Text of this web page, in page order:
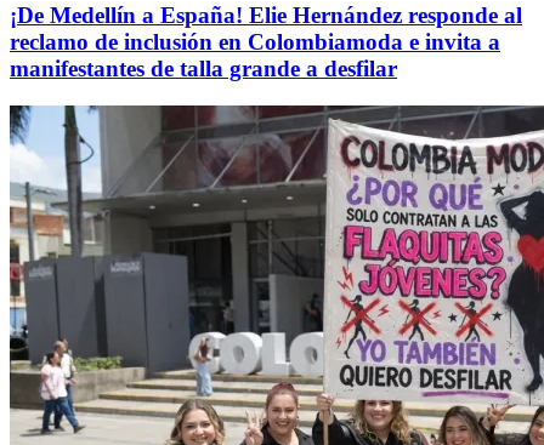
¡De Medellín a España! Elie Hernández responde al
reclamo de inclusión en Colombiamoda e invita a
manifestantes de talla grande a desfilar